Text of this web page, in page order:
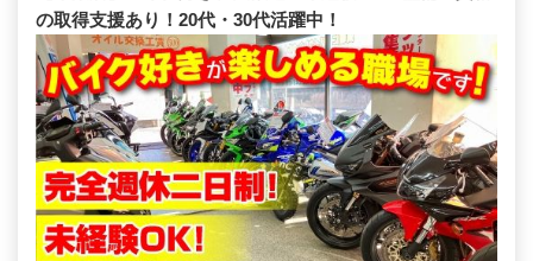
の取得支援あり！20代・30代活躍中！